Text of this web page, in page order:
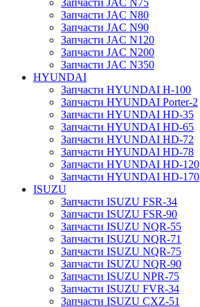
Запчасти JAC N80
Запчасти JAC N90
Запчасти JAC N120
Запчасти JAC N200
Запчасти JAC N350
HYUNDAI
Запчасти HYUNDAI H-100
Запчасти HYUNDAI Porter-2
Запчасти HYUNDAI HD-35
Запчасти HYUNDAI HD-65
Запчасти HYUNDAI HD-72
Запчасти HYUNDAI HD-78
Запчасти HYUNDAI HD-120
Запчасти HYUNDAI HD-170
ISUZU
Запчасти ISUZU FSR-34
Запчасти ISUZU FSR-90
Запчасти ISUZU NQR-55
Запчасти ISUZU NQR-71
Запчасти ISUZU NQR-75
Запчасти ISUZU NQR-90
Запчасти ISUZU NPR-75
Запчасти ISUZU FVR-34
Запчасти ISUZU CXZ-51